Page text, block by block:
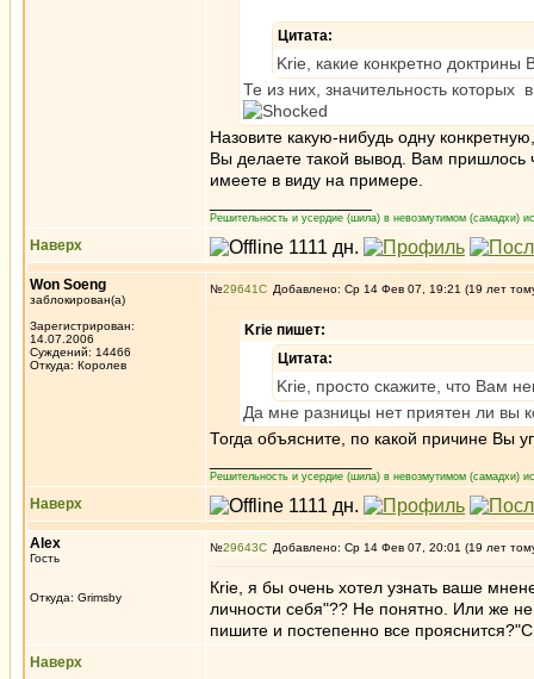
Цитата:
Krie, какие конкретно
Те из них, значительность которых
Назовите какую-нибудь одну
Вы делаете такой вывод. Вам пришлось
имеете в виду на примере.
Решительность и усердие (шила) в невозмутимом (самадхи)
Наверх
Won Soeng
заблокирован(а)
Зарегистрирован:
14.07.2006
Суждений: 14466
Откуда: Королев
№29641 Добавлено: Ср 14 Фев 07, 19:21 (19 лет
Krie пишет:
Цитата:
Krie, просто скажите, что Вам
Да мне разницы нет приятен ли вы
Тогда объясните, по какой причине Вы
Решительность и усердие (шила) в невозмутимом (самадхи)
Наверх
Alex
Гость
Откуда: Grimsby
№29643 Добавлено: Ср 14 Фев 07, 20:01 (19 лет
Кrie, я бы очень хотел узнать ваше
личности себя"?? Не понятно. Или же не
пишите и постепенно все
Наверх